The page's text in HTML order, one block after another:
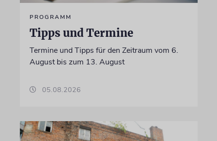
PROGRAMM
Tipps und Termine
Termine und Tipps für den Zeitraum vom 6.
August bis zum 13. August
05.08.2026